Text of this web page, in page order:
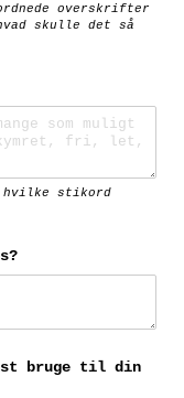
overskrifter
skulle det så
hvilke stikord
bruge til din